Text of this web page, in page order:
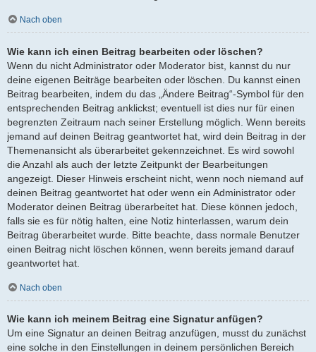
Nach oben
Wie kann ich einen Beitrag bearbeiten oder löschen?
Wenn du nicht Administrator oder Moderator bist, kannst du nur
deine eigenen Beiträge bearbeiten oder löschen. Du kannst einen
Beitrag bearbeiten, indem du das „Ändere Beitrag“-Symbol für den
entsprechenden Beitrag anklickst; eventuell ist dies nur für einen
begrenzten Zeitraum nach seiner Erstellung möglich. Wenn bereits
jemand auf deinen Beitrag geantwortet hat, wird dein Beitrag in der
Themenansicht als überarbeitet gekennzeichnet. Es wird sowohl
die Anzahl als auch der letzte Zeitpunkt der Bearbeitungen
angezeigt. Dieser Hinweis erscheint nicht, wenn noch niemand auf
deinen Beitrag geantwortet hat oder wenn ein Administrator oder
Moderator deinen Beitrag überarbeitet hat. Diese können jedoch,
falls sie es für nötig halten, eine Notiz hinterlassen, warum dein
Beitrag überarbeitet wurde. Bitte beachte, dass normale Benutzer
einen Beitrag nicht löschen können, wenn bereits jemand darauf
geantwortet hat.
Nach oben
Wie kann ich meinem Beitrag eine Signatur anfügen?
Um eine Signatur an deinen Beitrag anzufügen, musst du zunächst
eine solche in den Einstellungen in deinem persönlichen Bereich